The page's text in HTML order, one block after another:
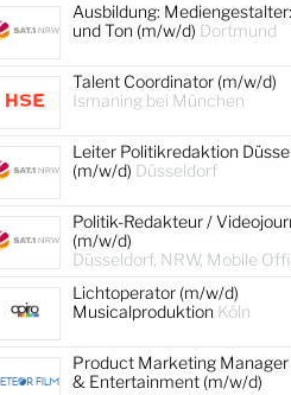
Ausbildung:
und Ton (m/w/d) Dortmund
Talent Coordinator (m/w/d)
Ismaning bei München
Leiter Politikredaktion
(m/w/d) Düsseldorf
Politik-Redakteur /
(m/w/d)
Düsseldorf, NRW, Mobile
Lichtoperator (m/w/d)
Musicalproduktion Köln
Product Marketing Manager
& Entertainment (m/w/d)